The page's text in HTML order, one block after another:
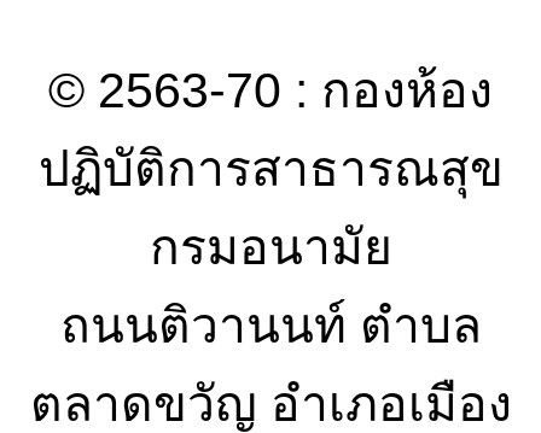
© 2563-70 : กองห้อง
ปฏิบัติการสาธารณสุข
กรมอนามัย
ถนนติวานนท์ ตำบล
ตลาดขวัญ อำเภอเมือง